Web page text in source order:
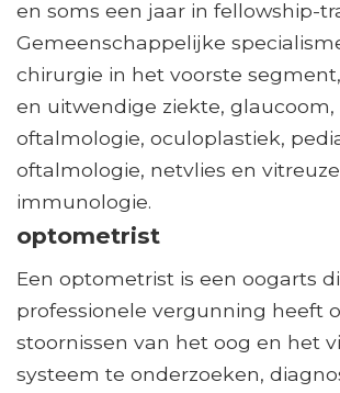
en soms een jaar in fellowship-
Gemeenschappelijke
chirurgie in het voorste
en uitwendige ziekte, glaucoom,
oftalmologie, oculoplastiek,
oftalmologie, netvlies en
immunologie.
optometrist
Een optometrist is een oogarts
professionele vergunning heeft
stoornissen van het oog en het
systeem te onderzoeken,